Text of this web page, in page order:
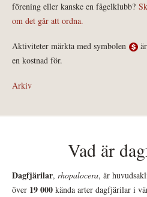
förening eller kanske en fågelklubb?
om det går att ordna.
Aktiviteter märkta med symbolen
en kostnad för.
Arkiv
Vad är
Dagfjärilar, rhopalocera, är
över 19 000 kända arter dagfjärilar i